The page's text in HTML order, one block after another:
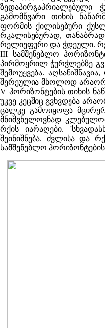
ზედაპირგაპრიალებული
გამომწვარი თიხის
ფორმის ქილისებური
რკალისებურად,
რელიეფური და ჭდეული.
III სამშენებლო
პირმოყრილ ჭურჭლებზე
შემოუყვება.
შერეულია მხოლოდ
V ჰორიზონტების თიხის
უკვე კეცშიც გვხვდება
ცალკე გამოიყოფა
მნიშვნელოვნად
რქის იარაღები.
შეინიშნება. ძვლისა და
სამშენებლო